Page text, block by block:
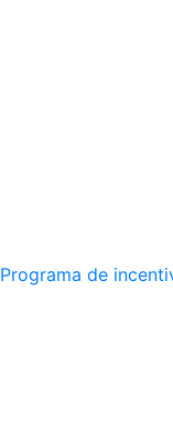
Programa de